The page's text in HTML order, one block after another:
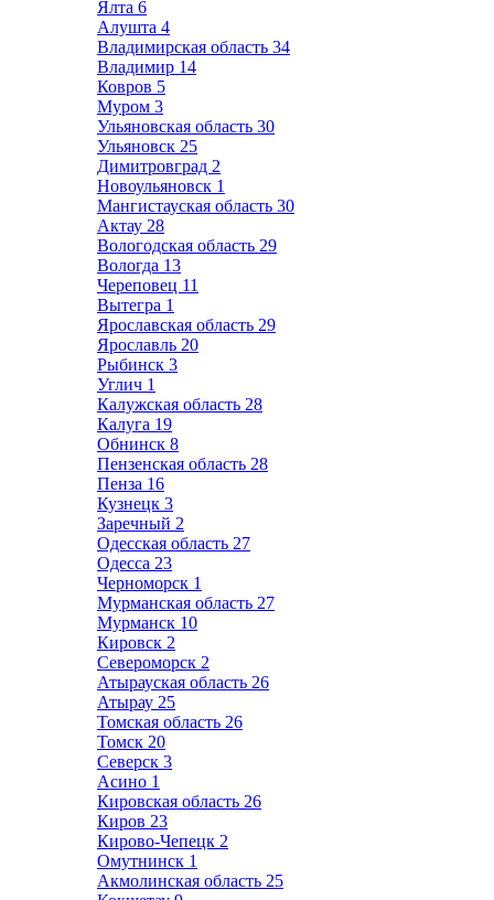
Ялта 6
Алушта 4
Владимирская область 34
Владимир 14
Ковров 5
Муром 3
Ульяновская область 30
Ульяновск 25
Димитровград 2
Новоульяновск 1
Мангистауская область 30
Актау 28
Вологодская область 29
Вологда 13
Череповец 11
Вытегра 1
Ярославская область 29
Ярославль 20
Рыбинск 3
Углич 1
Калужская область 28
Калуга 19
Обнинск 8
Пензенская область 28
Пенза 16
Кузнецк 3
Заречный 2
Одесская область 27
Одесса 23
Черноморск 1
Мурманская область 27
Мурманск 10
Кировск 2
Североморск 2
Атырауская область 26
Атырау 25
Томская область 26
Томск 20
Северск 3
Асино 1
Кировская область 26
Киров 23
Кирово-Чепецк 2
Омутнинск 1
Акмолинская область 25